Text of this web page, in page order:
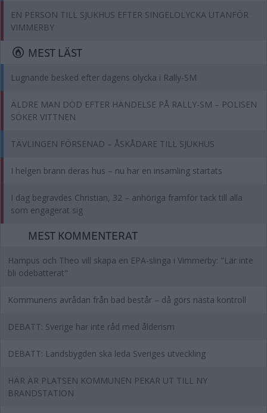
EN PERSON TILL SJUKHUS EFTER SINGELOLYCKA UTANFÖR
VIMMERBY
MEST LÄST
Lugnande besked efter dagens olycka i Rally-SM
ÄLDRE MAN DÖD EFTER HÄNDELSE PÅ RALLY-SM – POLISEN
SÖKER VITTNEN
TÄVLINGEN FÖRSENAD – ÅSKÅDARE TILL SJUKHUS
I helgen brann deras hus – nu har en insamling startats
I dag begravdes Christian, 32 – anhöriga framför tack till alla
som engagerat sig
MEST KOMMENTERAT
Hampus och Theo vill skapa en EPA-slinga i Vimmerby: "Lär inte
bli odebatterat"
Kommunens avrådan från bad består – då görs nästa kontroll
DEBATT: Sverige har inte råd med ålderism
DEBATT: Landsbygden ska leda Sveriges utveckling
HÄR ÄR PLATSEN KOMMUNEN PEKAR UT TILL NY
BRANDSTATION